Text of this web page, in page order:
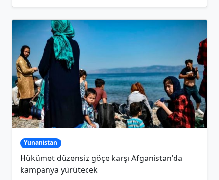
Yunanistan
Hükümet düzensiz göçe karşı Afganistan'da
kampanya yürütecek